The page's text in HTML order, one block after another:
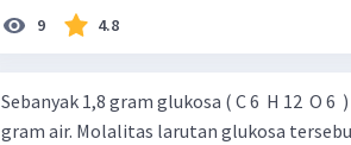
9 4.8
Sebanyak 1,8 gram glukosa ( C 6 ​ H 12 ​ O 6
gram air. Molalitas larutan glukosa tersebut